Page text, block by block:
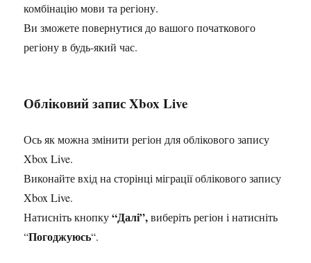
комбінацію мови та регіону.
Ви зможете повернутися до вашого початкового
регіону в будь-який час.
Обліковий запис Xbox Live
Ось як можна змінити регіон для облікового запису
Xbox Live.
Виконайте вхід на сторінці міграції облікового запису
Xbox Live.
Натисніть кнопку“Далі”,виберіть регіон і натисніть
“Погоджуюсь“.